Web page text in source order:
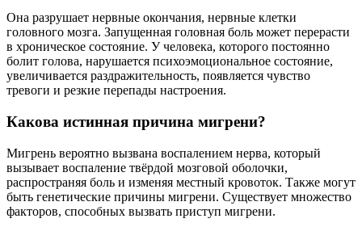
Она разрушает нервные окончания, нервные клетки
головного мозга. Запущенная головная боль может перерасти
в хроническое состояние. У человека, которого постоянно
болит голова, нарушается психоэмоциональное состояние,
увеличивается раздражительность, появляется чувство
тревоги и резкие перепады настроения.
Какова истинная причина мигрени?
Мигрень вероятно вызвана воспалением нерва, который
вызывает воспаление твёрдой мозговой оболочки,
распространяя боль и изменяя местный кровоток. Также могут
быть генетические причины мигрени. Существует множество
факторов, способных вызвать приступ мигрени.